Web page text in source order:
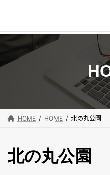
ツ
キ
シ
に
HOME HOME 北の丸公園
北の丸公園